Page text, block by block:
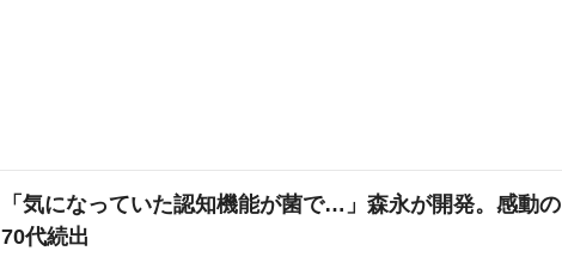
「気になっていた認知機能が菌で…」森永が開発。感動の
70代続出